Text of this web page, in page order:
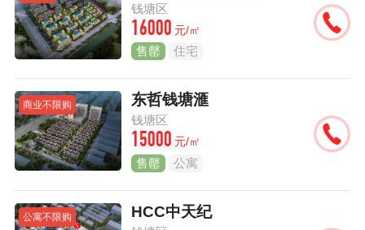
钱塘区
16000 元/㎡
售罄 住宅
商业不限购 东哲钱塘滙
钱塘区
15000 元/㎡
售罄 公寓
公寓不限购 HCC中天纪